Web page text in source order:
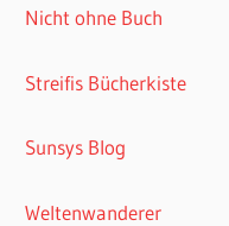
Nicht ohne Buch
Streifis Bücherkiste
Sunsys Blog
Weltenwanderer